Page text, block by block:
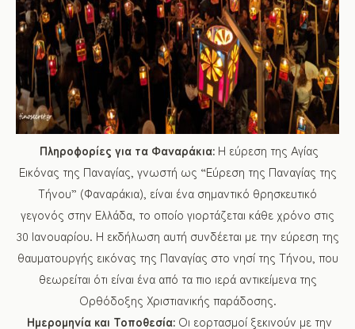
Πληροφορίες για τα Φαναράκια: Η εύρεση της Αγίας
Εικόνας της Παναγίας, γνωστή ως “Εύρεση της Παναγίας της
Τήνου” (Φαναράκια), είναι ένα σημαντικό θρησκευτικό
γεγονός στην Ελλάδα, το οποίο γιορτάζεται κάθε χρόνο στις
30 Ιανουαρίου. Η εκδήλωση αυτή συνδέεται με την εύρεση της
θαυματουργής εικόνας της Παναγίας στο νησί της Τήνου, που
θεωρείται ότι είναι ένα από τα πιο ιερά αντικείμενα της
Ορθόδοξης Χριστιανικής παράδοσης.
Ημερομηνία και Τοποθεσία: Οι εορτασμοί ξεκινούν με την